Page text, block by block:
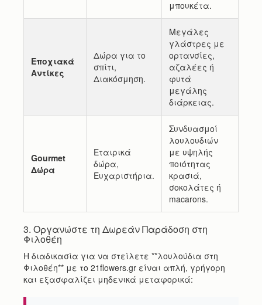
μπουκέτα.
Εποχιακά
Αντίκες
Δώρα για το
σπίτι,
Διακόσμηση.
Μεγάλες
γλάστρες με
ορτανσίες,
αζαλέες ή
φυτά
μεγάλης
διάρκειας.
Gourmet
Δώρα
Εταιρικά
δώρα,
Ευχαριστήρια.
Συνδυασμοί
λουλουδιών
με υψηλής
ποιότητας
κρασιά,
σοκολάτες ή
macarons.
3. Οργανώστε τη Δωρεάν Παράδοση στη
Φιλοθέη
Η διαδικασία για να στείλετε **λουλούδια στη
Φιλοθέη** με το 21flowers.gr είναι απλή, γρήγορη
και εξασφαλίζει μηδενικά μεταφορικά: